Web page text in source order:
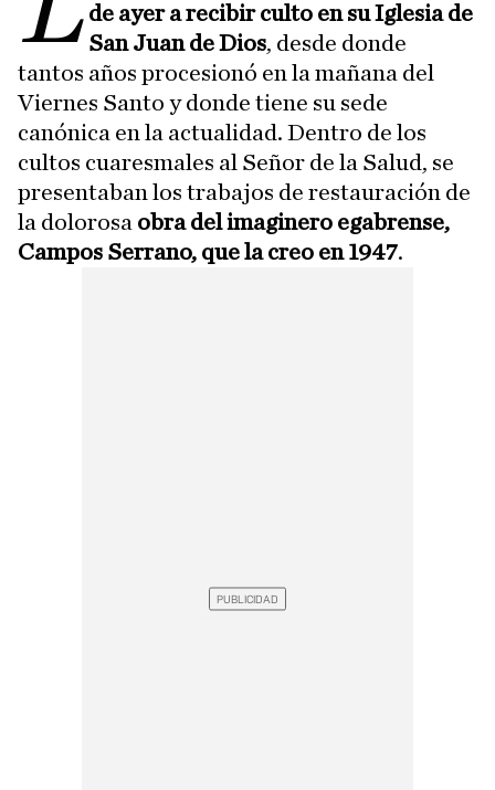
de ayer a recibir culto en su Iglesia de
San Juan de Dios, desde donde
tantos años procesionó en la mañana del
Viernes Santo y donde tiene su sede
canónica en la actualidad. Dentro de los
cultos cuaresmales al Señor de la Salud, se
presentaban los trabajos de restauración de
la dolorosa obra del imaginero egabrense,
Campos Serrano, que la creo en 1947.